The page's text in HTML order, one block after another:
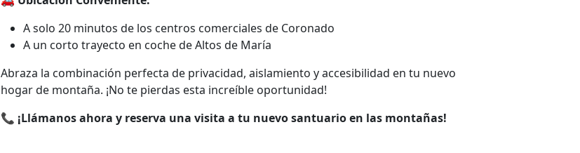
A solo 20 minutos de los centros comerciales de Coronado
A un corto trayecto en coche de Altos de María
Abraza la combinación perfecta de privacidad, aislamiento y accesibilidad en tu nuevo
hogar de montaña. ¡No te pierdas esta increíble oportunidad!
📞 ¡Llámanos ahora y reserva una visita a tu nuevo santuario en las montañas!